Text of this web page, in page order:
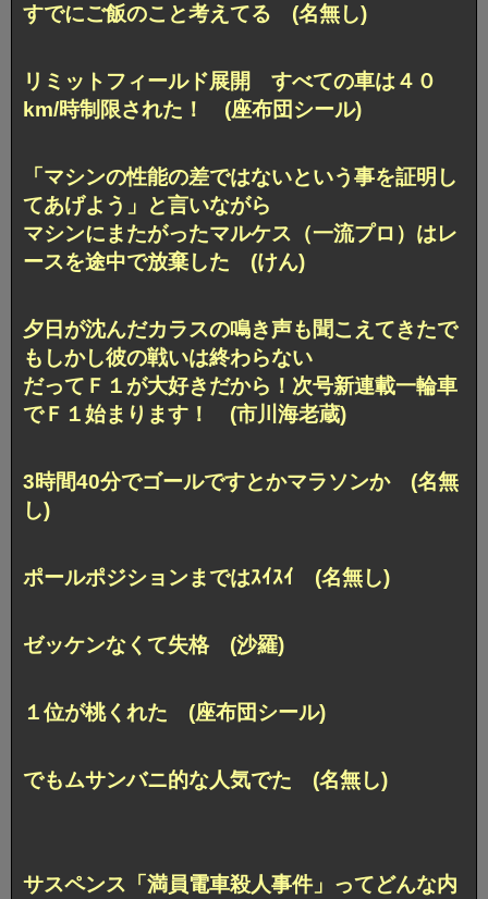
すでにご飯のこと考えてる (名無し)
リミットフィールド展開 すべての車は４０
km/時制限された！ (座布団シール)
「マシンの性能の差ではないという事を証明し
てあげよう」と言いながら
マシンにまたがったマルケス（一流プロ）はレ
ースを途中で放棄した (けん)
夕日が沈んだカラスの鳴き声も聞こえてきたで
もしかし彼の戦いは終わらない
だってＦ１が大好きだから！次号新連載一輪車
でＦ１始まります！ (市川海老蔵)
3時間40分でゴールですとかマラソンか (名無
し)
ポールポジションまではｽｲｽｲ (名無し)
ゼッケンなくて失格 (沙羅)
１位が桃くれた (座布団シール)
でもムサンバニ的な人気でた (名無し)
サスペンス「満員電車殺人事件」ってどんな内